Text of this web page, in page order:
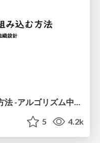
RALGO : AIを組織に組み込む方法 -アルゴリズム中心組織設計- #RSGT2026 / RALGO: How to Integrate AI into an Organization – Algorithm-Centric Organizational Design
5 4.2k